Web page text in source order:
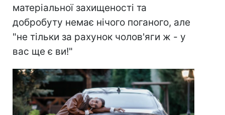
матеріальної захищеності та
добробуту немає нічого поганого, але
"не тільки за рахунок чолов'яги ж - у
вас ще є ви!"⠀